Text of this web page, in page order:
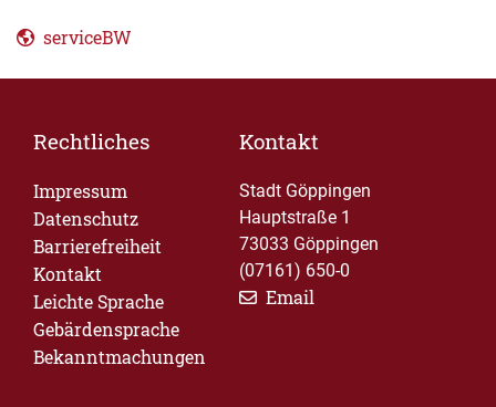
serviceBW
Rechtliches
Impressum
Datenschutz
Barrierefreiheit
Kontakt
Leichte Sprache
Gebärdensprache
Bekanntmachungen
Kontakt
Stadt Göppingen
Hauptstraße 1
73033 Göppingen
(07161) 650-0
Email